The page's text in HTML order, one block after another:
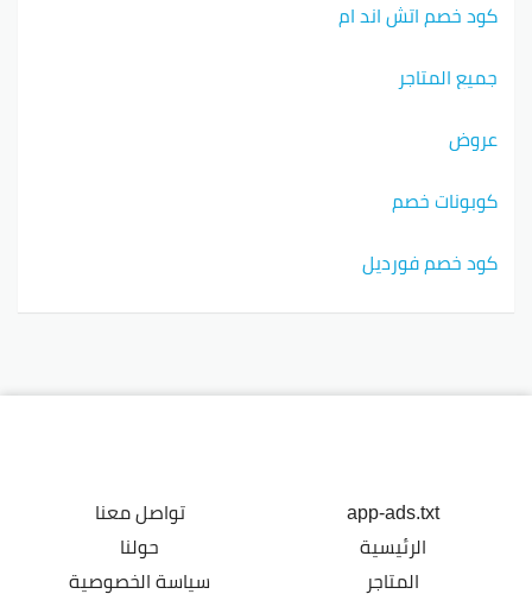
كود خصم اتش اند ام
جميع المتاجر
عروض
كوبونات خصم
كود خصم فورديل
app-ads.txt
الرئيسية
المتاجر
تواصل معنا
حولنا
سياسة الخصوصية